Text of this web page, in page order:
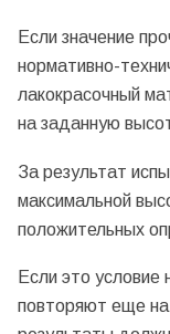
Если значение
нормативно-
лакокрасочный
на заданную
За результат
максимальной
положительных
Если это условие
повторяют еще на